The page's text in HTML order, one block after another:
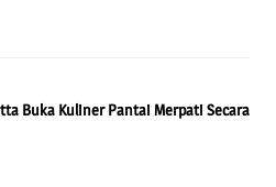
Buka Kuliner Pantai Merpati Secara